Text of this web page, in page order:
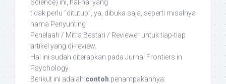
Science) ini, hal-hal yang
tidak perlu “ditutup”, ya, dibuka saja, seperti misalnya
nama Penyunting
Penelaah / Mitra Bestari / Reviewer untuk tiap-tiap
artikel yang di-review.
Hal ini sudah diterapkan pada Jurnal Frontiers in
Psychology.
Berikut ini adalah contoh penampakannya: